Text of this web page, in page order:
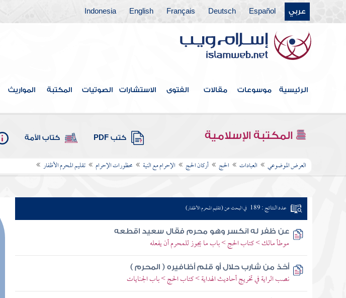
عربي Español
Deutsch
Français
English
Indonesia
الرئيسية موسوعات مقالات الفتوى الاستشارات الصوتيات المكتبة المواريث
المكتبة الإسلامية كتب PDF كتاب الأمة
العرض الموضوعي العبادات الحج أركان الحج الإحرام مع النية محظورات الإحرام تقليم المحرم الأظفار
عدد النتائج : 189 في البحث عن (تقليم المحرم الأظفار)
عن ظفر له انكسر وهو محرم فقال سعيد اقطعه
موطأ مالك > كتاب الحج > باب ما يجوز للمحرم أن يفعله
أخذ من شارب حلال أو قلم أظافيره ( المحرم )
نصب الراية في تخريج أحاديث الهداية > كتاب الحج > باب الجنايات